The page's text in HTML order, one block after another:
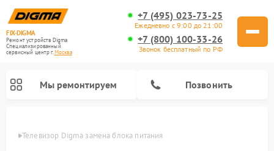
FIX-DIGMA
Ремонт устройств Digma
Специализированный
cервисный центр г.Москва
+7 (495) 023-73-25
Ежедневно с 9:00 до 21:00
+7 (800) 100-33-26
Звонок бесплатный по РФ
Мы ремонтируем Позвонить
Телевизор Digma замена блока питания